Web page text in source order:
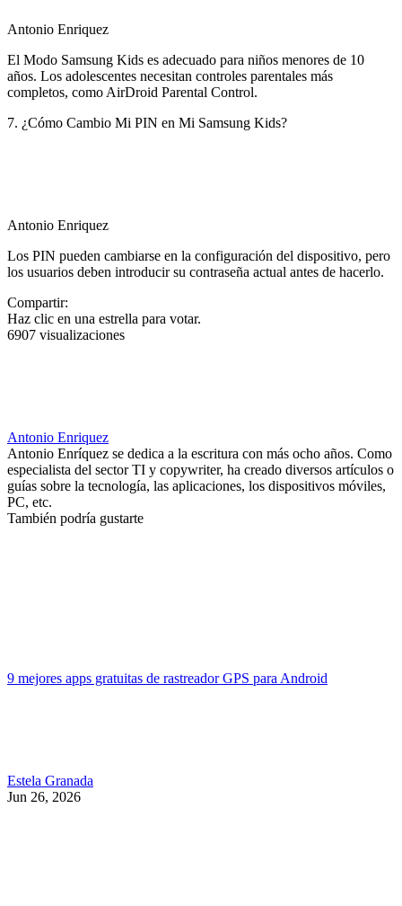
Antonio Enriquez
El Modo Samsung Kids es adecuado para niños menores de 10
años. Los adolescentes necesitan controles parentales más
completos, como AirDroid Parental Control.
7. ¿Cómo Cambio Mi PIN en Mi Samsung Kids?
Antonio Enriquez
Los PIN pueden cambiarse en la configuración del dispositivo, pero
los usuarios deben introducir su contraseña actual antes de hacerlo.
Compartir:
Haz clic en una estrella para votar.
6907 visualizaciones
Antonio Enriquez
Antonio Enríquez se dedica a la escritura con más ocho años. Como
especialista del sector TI y copywriter, ha creado diversos artículos o
guías sobre la tecnología, las aplicaciones, los dispositivos móviles,
PC, etc.
También podría gustarte
9 mejores apps gratuitas de rastreador GPS para Android
Estela Granada
Jun 26, 2026